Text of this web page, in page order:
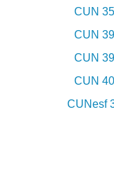
CUN
CUN
CUN
CUN
CUNesf